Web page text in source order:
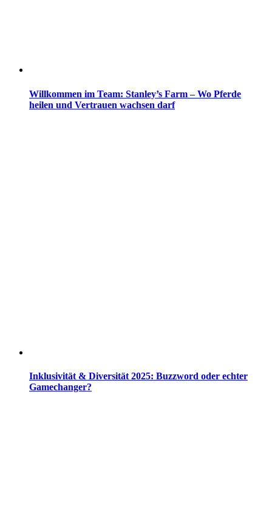
Willkommen im Team: Stanley’s Farm – Wo Pferde
heilen und Vertrauen wachsen darf
Inklusivität & Diversität 2025: Buzzword oder echter
Gamechanger?